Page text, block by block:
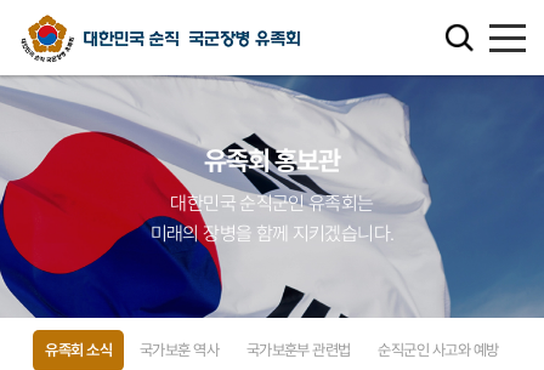
유족회 소개
유족회 홍보관
천국의 별님
순직군인 유가족 찾기
유족회 홍보관
대한민국 순직군인 유족회는
미래의 장병을 함께 지키겠습니다.
유족회 소식 국가보훈 역사 국가보훈부 관련법 순직군인 사고와 예방